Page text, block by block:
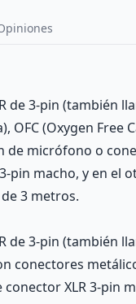
de 3-pin (también
OFC (Oxygen
de micrófono o
pin macho, y en el
3 metros.
de 3-pin (también
conectores
XLR 3-pin